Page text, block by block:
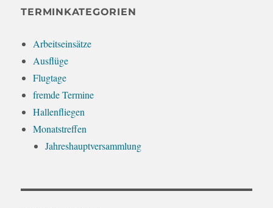
TERMINKATEGORIEN
Arbeitseinsätze
Ausflüge
Flugtage
fremde Termine
Hallenfliegen
Monatstreffen
Jahreshauptversammlung